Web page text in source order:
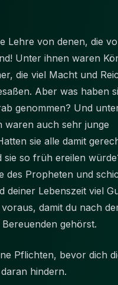
Lehre von denen, die
Unter ihnen waren
die viel Macht und
Aber was haben
genommen? Und
waren auch sehr junge
sie alle damit
sie so früh ereilen
des Propheten und
deiner Lebenszeit viel
damit du nach
gehörst.
Pflichten, bevor dich
hindern.